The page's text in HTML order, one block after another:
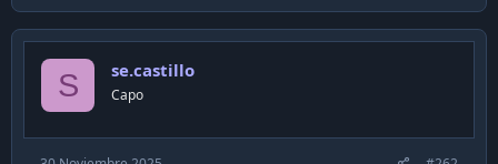
S se.castillo
Capo